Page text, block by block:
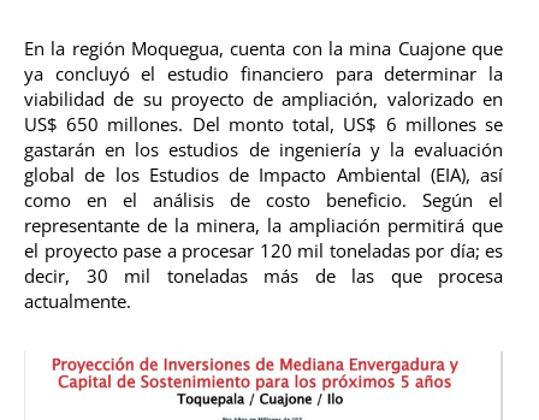
En la región Moquegua, cuenta con la mina Cuajone que
ya concluyó el estudio financiero para determinar la
viabilidad de su proyecto de ampliación, valorizado en
US$ 650 millones. Del monto total, US$ 6 millones se
gastarán en los estudios de ingeniería y la evaluación
global de los Estudios de Impacto Ambiental (EIA), así
como en el análisis de costo beneficio. Según el
representante de la minera, la ampliación permitirá que
el proyecto pase a procesar 120 mil toneladas por día; es
decir, 30 mil toneladas más de las que procesa
actualmente.